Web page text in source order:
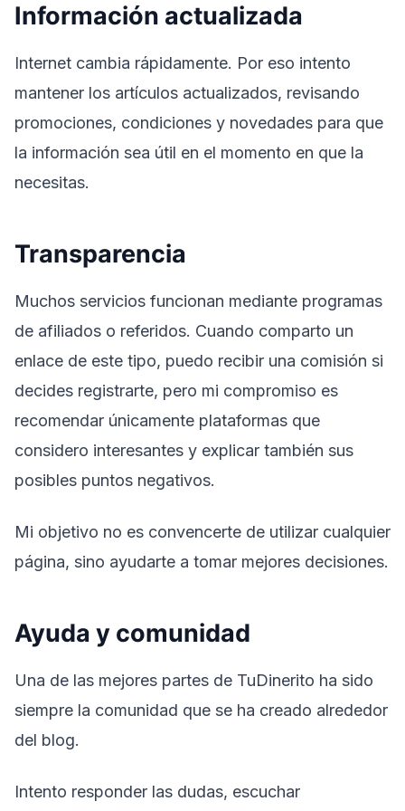
Información actualizada
Internet cambia rápidamente. Por eso intento
mantener los artículos actualizados, revisando
promociones, condiciones y novedades para que
la información sea útil en el momento en que la
necesitas.
Transparencia
Muchos servicios funcionan mediante programas
de afiliados o referidos. Cuando comparto un
enlace de este tipo, puedo recibir una comisión si
decides registrarte, pero mi compromiso es
recomendar únicamente plataformas que
considero interesantes y explicar también sus
posibles puntos negativos.
Mi objetivo no es convencerte de utilizar cualquier
página, sino ayudarte a tomar mejores decisiones.
Ayuda y comunidad
Una de las mejores partes de TuDinerito ha sido
siempre la comunidad que se ha creado alrededor
del blog.
Intento responder las dudas, escuchar